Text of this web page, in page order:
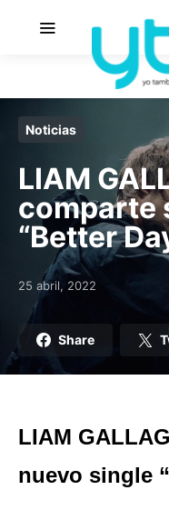
Noticias
LIAM
comparte
“Better
Posted on
25 abril, 2022
Share
LIAM
nuevo single